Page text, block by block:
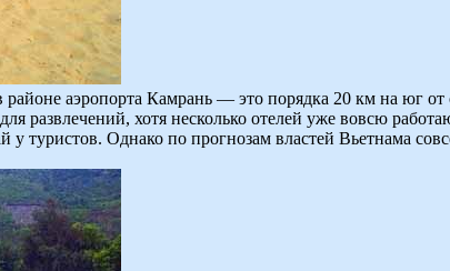
аэропорта Камрань — это порядка 20 км на юг
развлечений, хотя несколько отелей уже вовсю
у туристов. Однако по прогнозам властей Вьетнама